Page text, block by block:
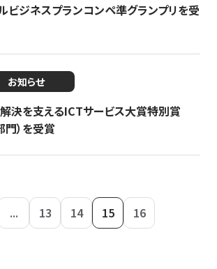
ビジネスプランコンペ準グランプリを受
お知らせ
決を支えるICTサービス大賞特別賞
門）を受賞
... 13 14 15 16